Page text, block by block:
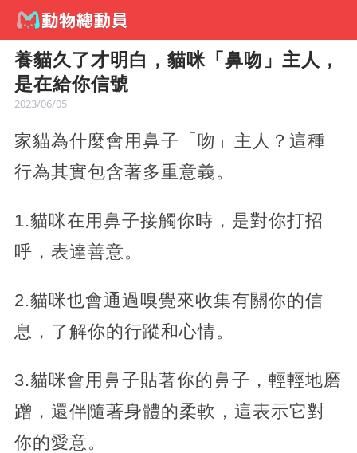
養貓久了才明白，貓咪「鼻吻」主人，
是在給你信號
2023/06/05
家貓為什麼會用鼻子「吻」主人？這種
行為其實包含著多重意義。
1.貓咪在用鼻子接觸你時，是對你打招
呼，表達善意。
2.貓咪也會通過嗅覺來收集有關你的信
息，了解你的行蹤和心情。
3.貓咪會用鼻子貼著你的鼻子，輕輕地磨
蹭，還伴隨著身體的柔軟，這表示它對
你的愛意。